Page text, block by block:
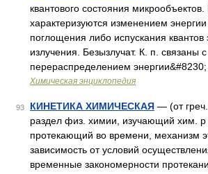
квантового состояния микрообъектов.
характеризуются изменением
поглощения либо испускания квантов
излучения. Безызлучат. К. п. связаны с
перераспределением энергии&#8230;
Химическая энциклопедия
93 КИНЕТИКА ХИМИЧЕСКАЯ — (от
раздел физ. химии, изучающий хим. р
протекающий во времени, механизм
зависимость от условий
временные закономерности